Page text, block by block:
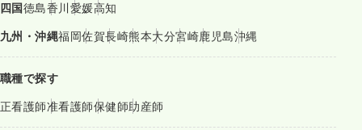
四国徳島香川愛媛高知
九州・沖縄福岡佐賀長崎熊本大分宮崎鹿児島沖縄
職種で探す
正看護師准看護師保健師助産師